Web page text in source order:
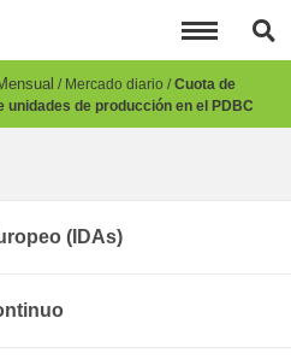
Mercado diario Cuota de
de producción en el PDBC
(IDAs)